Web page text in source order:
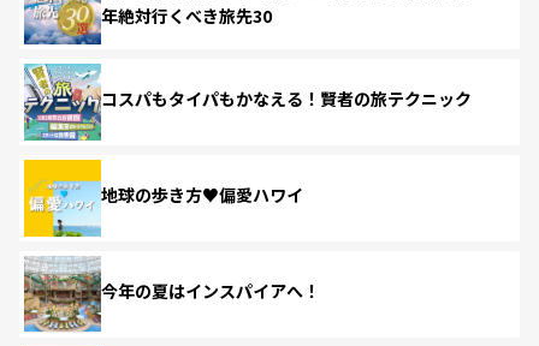
年絶対行くべき旅先30
コスパもタイパもかなえる！賢者の旅テクニック
地球の歩き方♥偏愛ハワイ
今年の夏はインスパイアへ！